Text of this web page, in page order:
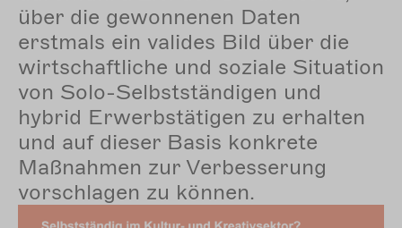
über die gewonnenen Daten
erstmals ein valides Bild über die
wirtschaftliche und soziale Situation
von Solo-Selbstständigen und
hybrid Erwerbstätigen zu erhalten
und auf dieser Basis konkrete
Maßnahmen zur Verbesserung
vorschlagen zu können.